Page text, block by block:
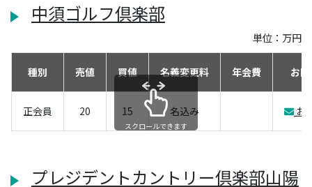
中須ゴルフ倶楽部
単位：万円
種別 売値 買値 名義変更料 年会費 お
正会員 20 15 名込み お
スクロールできます
プレジデントカントリー倶楽部山陽